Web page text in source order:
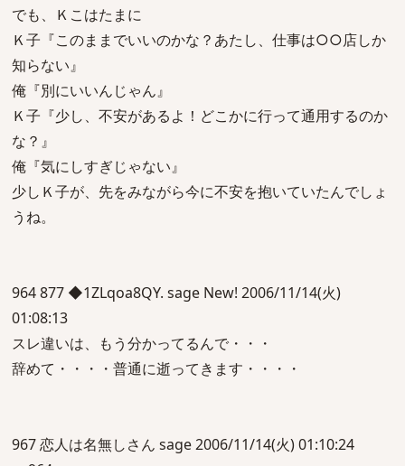
でも、Ｋこはたまに
Ｋ子『このままでいいのかな？あたし、仕事は○○店しか
知らない』
俺『別にいいんじゃん』
Ｋ子『少し、不安があるよ！どこかに行って通用するのか
な？』
俺『気にしすぎじゃない』
少しＫ子が、先をみながら今に不安を抱いていたんでしょ
うね。
964 877 ◆1ZLqoa8QY. sage New! 2006/11/14(火)
01:08:13
スレ違いは、もう分かってるんで・・・
辞めて・・・・普通に逝ってきます・・・・
967 恋人は名無しさん sage 2006/11/14(火) 01:10:24